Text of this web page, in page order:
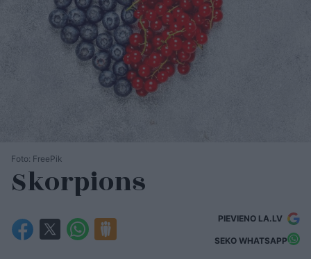
Foto: FreePik
Skorpions
PIEVIENO LA.LV
SEKO WHATSAPP